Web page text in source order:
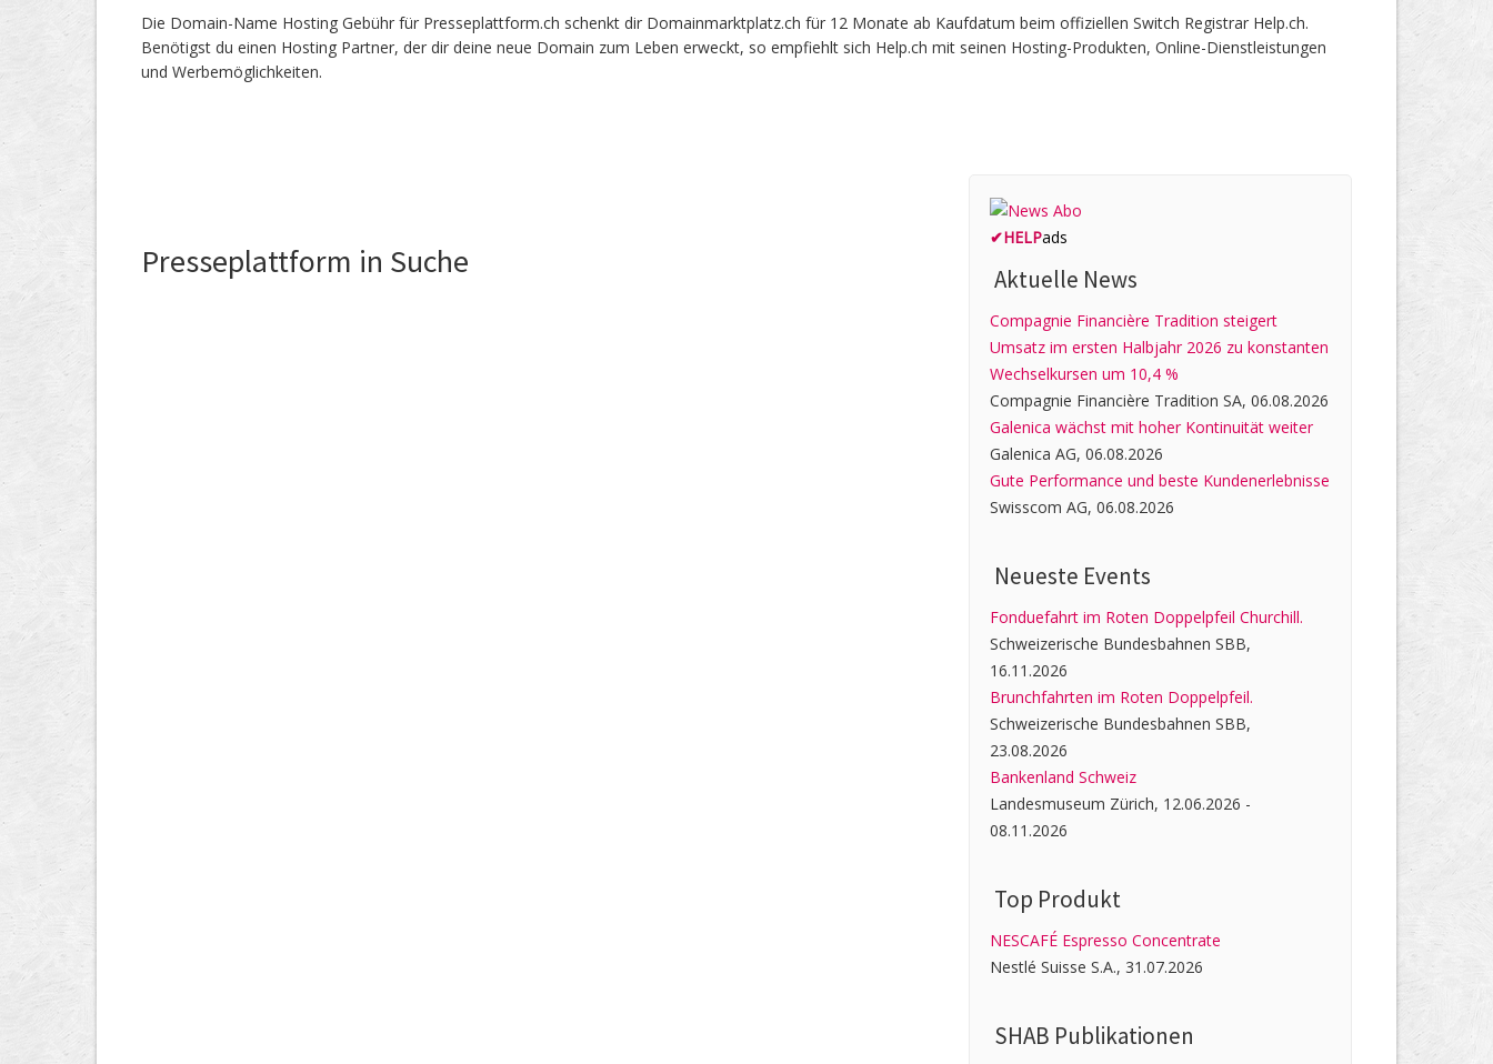
Die Domain-Name Hosting Gebühr für Presseplattform.ch schenkt dir Domainmarktplatz.ch für 12 Monate ab Kaufdatum beim offiziellen Switch Registrar Help.ch.
Benötigst du einen Hosting Partner, der dir deine neue Domain zum Leben erweckt, so empfiehlt sich Help.ch mit seinen Hosting-Produkten, Online-Dienstleistungen
und Werbemöglichkeiten.
Presseplattform in Suche
✔HELPads
Aktuelle News
Compagnie Financière Tradition steigert
Umsatz im ersten Halbjahr 2026 zu konstanten
Wechselkursen um 10,4 %
Compagnie Financière Tradition SA, 06.08.2026
Galenica wächst mit hoher Kontinuität weiter
Galenica AG, 06.08.2026
Gute Performance und beste Kundenerlebnisse
Swisscom AG, 06.08.2026
Neueste Events
Fonduefahrt im Roten Doppelpfeil Churchill.
Schweizerische Bundesbahnen SBB,
16.11.2026
Brunchfahrten im Roten Doppelpfeil.
Schweizerische Bundesbahnen SBB,
23.08.2026
Bankenland Schweiz
Landesmuseum Zürich, 12.06.2026 -
08.11.2026
Top Produkt
NESCAFÉ Espresso Concentrate
Nestlé Suisse S.A., 31.07.2026
SHAB Publi­kati­onen